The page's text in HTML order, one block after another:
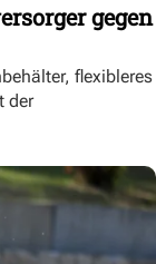
gegen
flexibleres
der